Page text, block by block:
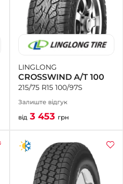
LINGLONG
CROSSWIND A/T 100
215/75 R15 100/97S
Залиште відгук
від 3 453 грн